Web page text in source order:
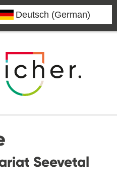
Seevetal